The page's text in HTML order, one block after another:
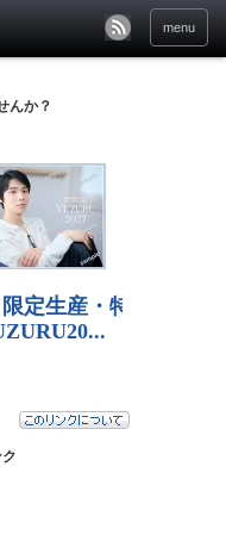
menu
んか？